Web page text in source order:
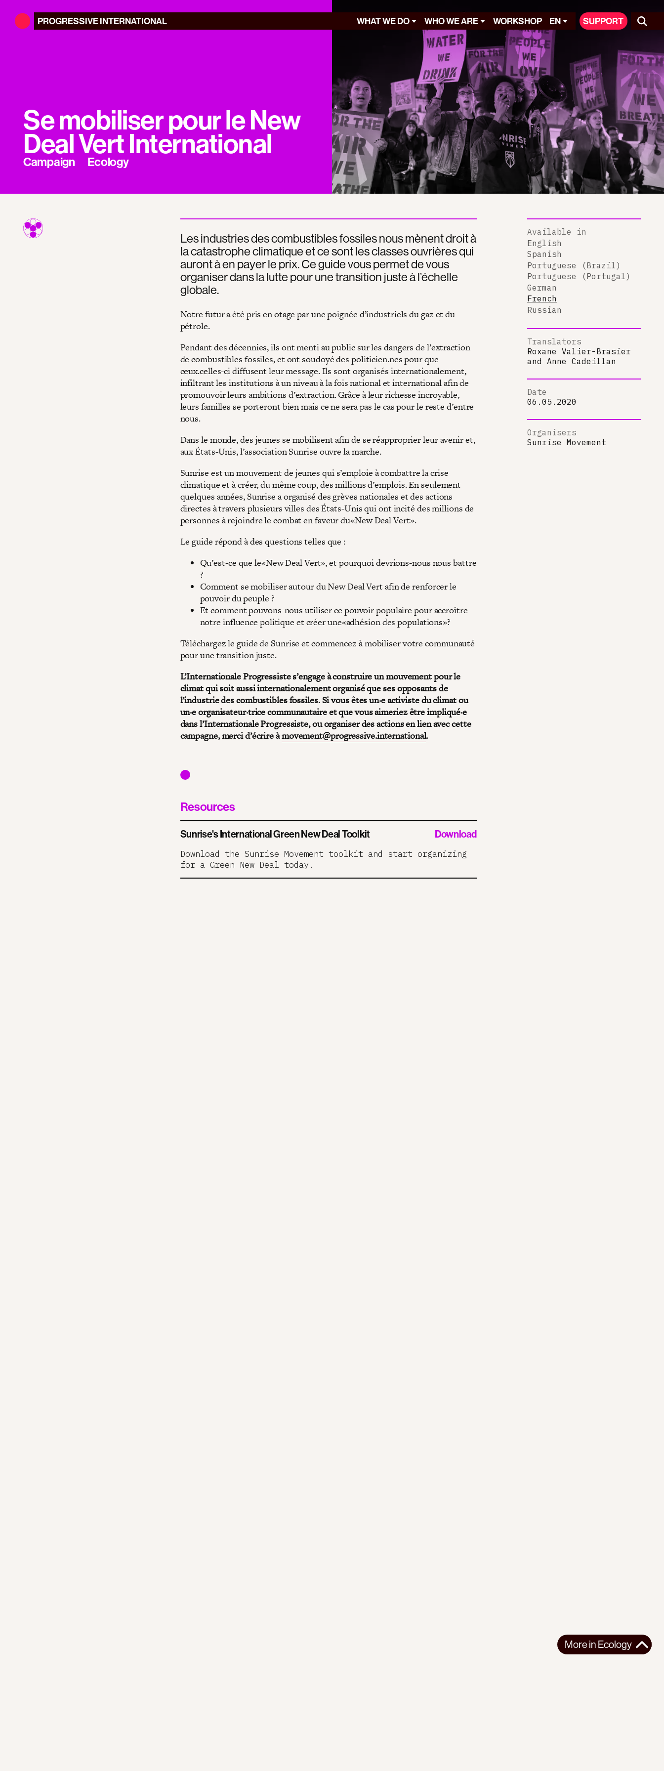
PROGRESSIVEINTERNATIONAL WHAT WE DO WHO WE ARE WORKSHOP EN SUPPORT
Se mobiliser pour le New
Deal Vert International
Campaign Ecology
Les industries des combustibles fossiles nous mènent droit à
la catastrophe climatique et ce sont les classes ouvrières qui
auront à en payer le prix. Ce guide vous permet de vous
organiser dans la lutte pour une transition juste à l’échelle
globale.
Notre futur a été pris en otage par une poignée d’industriels du gaz et du
pétrole.
Pendant des décennies, ils ont menti au public sur les dangers de l’extraction
de combustibles fossiles, et ont soudoyé des politicien.nes pour que
ceux.celles-ci diffusent leur message. Ils sont organisés internationalement,
infiltrant les institutions à un niveau à la fois national et international afin de
promouvoir leurs ambitions d’extraction. Grâce à leur richesse incroyable,
leurs familles se porteront bien mais ce ne sera pas le cas pour le reste d’entre
nous.
Dans le monde, des jeunes se mobilisent afin de se réapproprier leur avenir et,
aux États-Unis, l’association Sunrise ouvre la marche.
Sunrise est un mouvement de jeunes qui s’emploie à combattre la crise
climatique et à créer, du même coup, des millions d’emplois. En seulement
quelques années, Sunrise a organisé des grèves nationales et des actions
directes à travers plusieurs villes des États-Unis qui ont incité des millions de
personnes à rejoindre le combat en faveur du«New Deal Vert».
Le guide répond à des questions telles que :
Qu’est-ce que le«New Deal Vert», et pourquoi devrions-nous nous battre
?
Comment se mobiliser autour du New Deal Vert afin de renforcer le
pouvoir du peuple ?
Et comment pouvons-nous utiliser ce pouvoir populaire pour accroître
notre influence politique et créer une«adhésion des populations»?
Téléchargez le guide de Sunrise et commencez à mobiliser votre communauté
pour une transition juste.
L’Internationale Progressiste s’engage à construire un mouvement pour le
climat qui soit aussi internationalement organisé que ses opposants de
l’industrie des combustibles fossiles. Si vous êtes un·e activiste du climat ou
un·e organisateur·trice communautaire et que vous aimeriez être impliqué·e
dans l’Internationale Progressiste, ou organiser des actions en lien avec cette
campagne, merci d’écrire àmovement@progressive.international.
Resources
Sunrise's International Green New Deal Toolkit Download
Download the Sunrise Movement toolkit and start organizing
for a Green New Deal today.
Available in
English
Spanish
Portuguese (Brazil)
Portuguese (Portugal)
German
French
Russian
Translators
Roxane Valier-Brasier
and Anne Cadeillan
Date
06.05.2020
Organisers
Sunrise Movement
More in Ecology